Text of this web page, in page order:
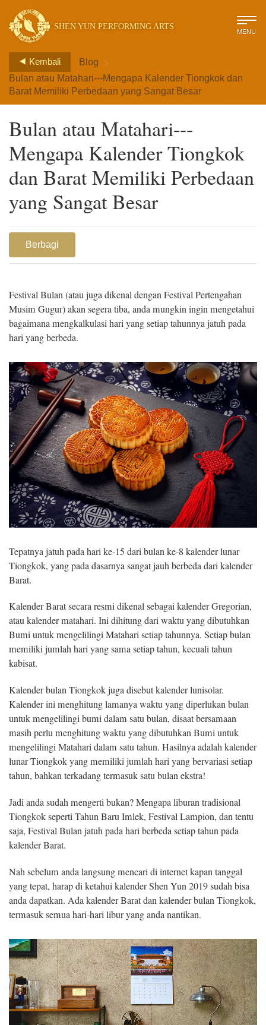
SHEN YUN PERFORMING ARTS MENU
Kembali Blog >
Bulan atau Matahari---Mengapa Kalender Tiongkok dan
Barat Memiliki Perbedaan yang Sangat Besar
Bulan atau Matahari---
Mengapa Kalender Tiongkok
dan Barat Memiliki Perbedaan
yang Sangat Besar
Berbagi
Festival Bulan (atau juga dikenal dengan Festival Pertengahan
Musim Gugur) akan segera tiba, anda mungkin ingin mengetahui
bagaimana mengkalkulasi hari yang setiap tahunnya jatuh pada
hari yang berbeda.
Tepatnya jatuh pada hari ke-15 dari bulan ke-8 kalender lunar
Tiongkok, yang pada dasarnya sangat jauh berbeda dari kalender
Barat.
Kalender Barat secara resmi dikenal sebagai kalender Gregorian,
atau kalender matahari. Ini dihitung dari waktu yang dibutuhkan
Bumi untuk mengelilingi Matahari setiap tahunnya. Setiap bulan
memiliki jumlah hari yang sama setiap tahun, kecuali tahun
kabisat.
Kalender bulan Tiongkok juga disebut kalender lunisolar.
Kalender ini menghitung lamanya waktu yang diperlukan bulan
untuk mengelilingi bumi dalam satu bulan, disaat bersamaan
masih perlu menghitung waktu yang dibutuhkan Bumi untuk
mengelilingi Matahari dalam satu tahun. Hasilnya adalah kalender
lunar Tiongkok yang memiliki jumlah hari yang bervariasi setiap
tahun, bahkan terkadang termasuk satu bulan ekstra!
Jadi anda sudah mengerti bukan? Mengapa liburan tradisional
Tiongkok seperti Tahun Baru Imlek, Festival Lampion, dan tentu
saja, Festival Bulan jatuh pada hari berbeda setiap tahun pada
kalender Barat.
Nah sebelum anda langsung mencari di internet kapan tanggal
yang tepat, harap di ketahui kalender Shen Yun 2019 sudah bisa
anda dapatkan. Ada kalender Barat dan kalender bulan Tiongkok,
termasuk semua hari-hari libur yang anda nantikan.